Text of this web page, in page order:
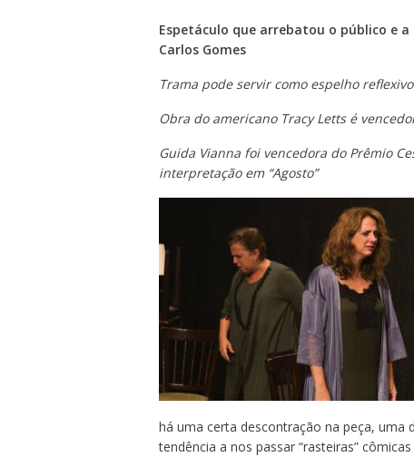
Espetáculo que arrebatou o público e
Carlos Gomes
Trama pode servircomo espelho
Obra do americano Tracy Letts é
Guida Vianna foi vencedora do Prêmio
interpretação em “Agosto”
há uma certa descontração na peça, uma
tendência a nos passar “rasteiras”